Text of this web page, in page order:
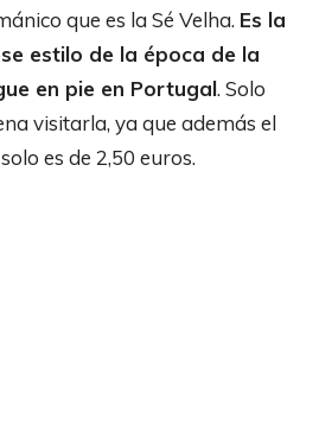
que es la Sé Velha. Es la
estilo de la época de la
en pie en Portugal. Solo
visitarla, ya que además el
es de 2,50 euros.